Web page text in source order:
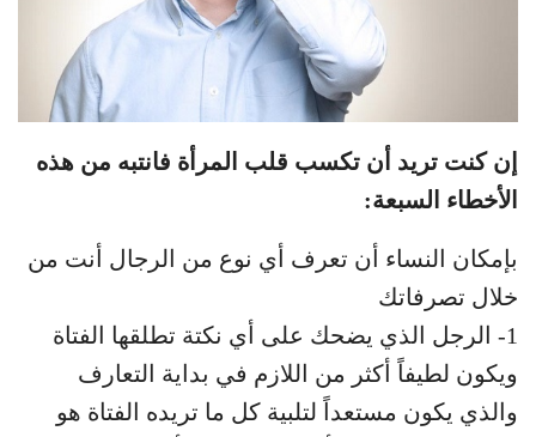
إن كنت تريد أن تكسب قلب المرأة فانتبه من هذه
الأخطاء السبعة:
بإمكان النساء أن تعرف أي نوع من الرجال أنت من
خلال تصرفاتك
1- الرجل الذي يضحك على أي نكتة تطلقها الفتاة
ويكون لطيفاً أكثر من اللازم في بداية التعارف
والذي يكون مستعداً لتلبية كل ما تريده الفتاة هو